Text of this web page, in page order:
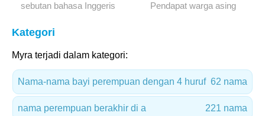
sebutan bahasa Inggeris Pendapat warga asing
Kategori
Myra terjadi dalam kategori:
Nama-nama bayi perempuan dengan 4 huruf 62 nama
nama perempuan berakhir di a 221 nama